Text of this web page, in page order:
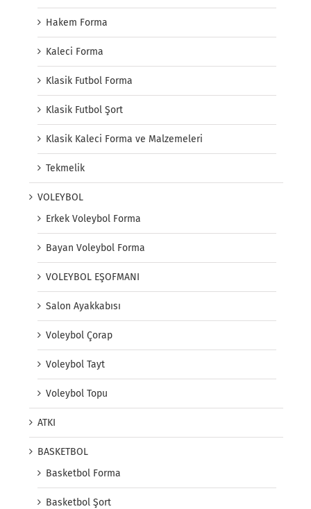
Hakem Forma
Kaleci Forma
Klasik Futbol Forma
Klasik Futbol Şort
Klasik Kaleci Forma ve Malzemeleri
Tekmelik
VOLEYBOL
Erkek Voleybol Forma
Bayan Voleybol Forma
VOLEYBOL EŞOFMANI
Salon Ayakkabısı
Voleybol Çorap
Voleybol Tayt
Voleybol Topu
ATKI
BASKETBOL
Basketbol Forma
Basketbol Şort